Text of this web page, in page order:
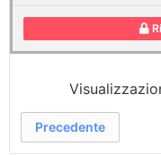
Precedente